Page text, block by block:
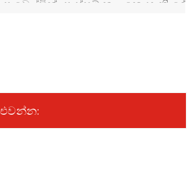
වෙල්ඩින්, පෑස්සුම් කළ නොහැකි දේ